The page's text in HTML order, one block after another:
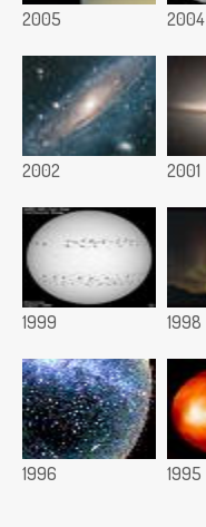
2005 2004
2002 2001
1999 1998
1996 1995